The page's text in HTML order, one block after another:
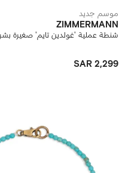
موسم جديد
ZIMMERMANN
شنطة عملية 'غولدين تايم' صغيرة
SAR 2,299